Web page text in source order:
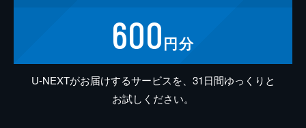
600円分
U-NEXTがお届けするサービスを、31日間ゆっくりと
お試しください。